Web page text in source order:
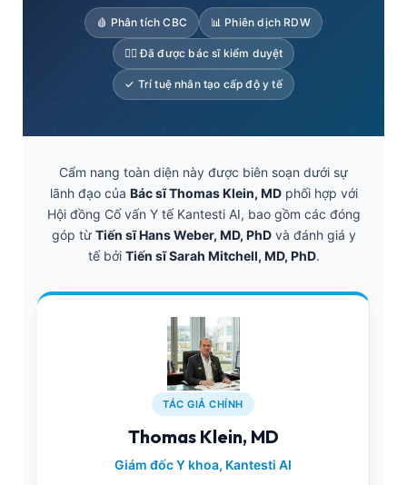
🩸 Phân tích CBC 📊 Phiên dịch RDW
👨‍⚕️ Đã được bác sĩ kiểm duyệt
✓ Trí tuệ nhân tạo cấp độ y tế
Cẩm nang toàn diện này được biên soạn dưới sự
lãnh đạo của Bác sĩ Thomas Klein, MDphối hợp với
Hội đồng Cố vấn Y tế Kantesti AI, bao gồm các đóng
góp từ Tiến sĩ Hans Weber, MD, PhDvà đánh giá y
tế bởi Tiến sĩ Sarah Mitchell, MD, PhD.
TÁC GIẢ CHÍNH
Thomas Klein, MD
Giám đốc Y khoa, Kantesti AI